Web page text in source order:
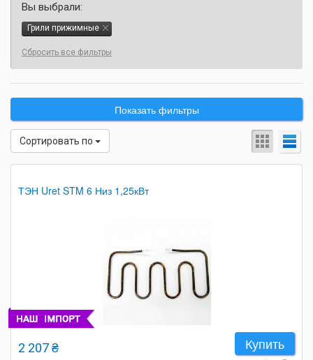
Показать фильтры
Сортировать по
ТЭН Uret STM 6 Низ 1,25кВт
Купить
2 207 ₴
Вы выбрали:
Грили прижимные
Сбросить все фильтры